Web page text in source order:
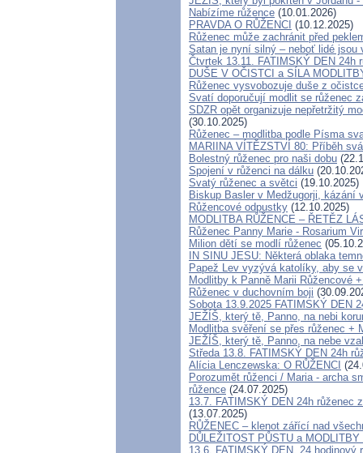
Nabízíme růžence (10.01.2026)
PRAVDA O RŮŽENCI (10.12.2025)
Růženec může zachránit před
Satan je nyní silný – neboť lidé jsou
Čtvrtek 13.11. FATIMSKÝ DEN 24h
DUŠE V OČISTCI a SÍLA
Růženec vysvobozuje duše z
Svatí doporučují modlit se růženec
SDZR opět organizuje nepřetržitý
(30.10.2025)
Růženec – modlitba podle Písma
MARIINA VÍTĚZSTVÍ 80: Příběh
Bolestný růženec pro naši dobu
Spojení v růženci na dálku
Svatý růženec a světci (19.10.2025)
Biskup Basler v Medžugorji, kázání
Růžencové odpustky (12.10.2025)
MODLITBA RŮŽENCE – ŘETĚZ
Růženec Panny Marie - Rosarium
Milion dětí se modlí růženec
IN SINU JESU: Některá oblaka
Papež Lev vyzývá katolíky, aby se
Modlitby k Panně Marii Růžencové
Růženec v duchovním boji
Sobota 13.9.2025 FATIMSKÝ DEN
JEŽÍŠ, který tě, Panno, na nebi
Modlitba svěření se přes růženec +
JEŽÍŠ, který tě, Panno, na nebe
Středa 13.8. FATIMSKÝ DEN 24h
Alícia Lenczewska: O RŮŽENCI
Porozumět růženci / Maria - archa
růžence (24.07.2025)
13.7. FATIMSKÝ DEN 24h růženec
(13.07.2025)
RŮŽENEC – klenot zářící nad
DŮLEŽITOST PŮSTU a
13.6. FATIMSKÝ DEN, 24